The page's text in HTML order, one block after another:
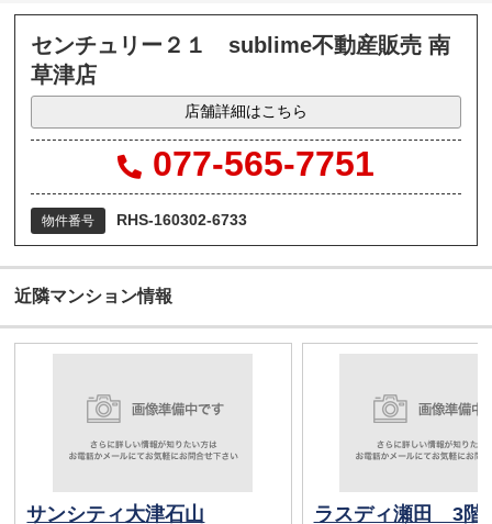
センチュリー２１ sublime不動産販売 南
草津店
店舗詳細はこちら
077-565-7751
物件番号 RHS-160302-6733
近隣マンション情報
サンシティ大津石山 ラスディ瀬田 3階